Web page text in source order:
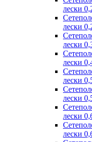
лески
лески
лески
лески
лески
лески
лески
лески